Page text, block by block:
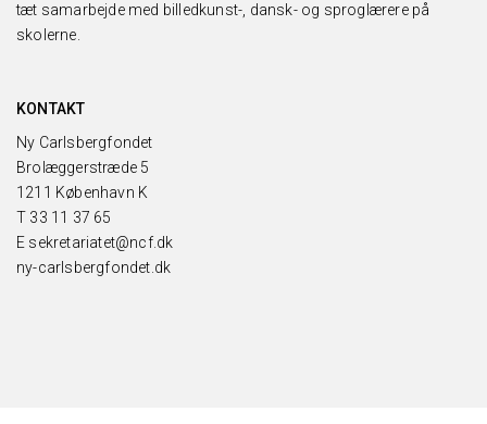
tæt samarbejde med billedkunst-, dansk- og sproglærere på
skolerne.
KONTAKT
Ny Carlsbergfondet
Brolæggerstræde 5
1211 København K
T 33 11 37 65
E sekretariatet@ncf.dk
ny-carlsbergfondet.dk